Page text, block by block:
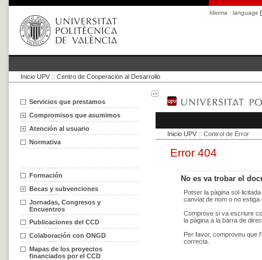
Idioma · language
Inicio UPV :: Centro de Cooperación al Desarrollo
Servicios que prestamos
Compromisos que asumimos
Atención al usuario
Normativa
Formación
Becas y subvenciones
Jornadas, Congresos y
Encuentros
Publicaciones del CCD
Colaboración con ONGD
Mapas de los proyectos
financiados por el CCD